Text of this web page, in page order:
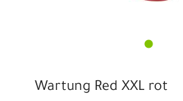
Wartung Red XXL rot